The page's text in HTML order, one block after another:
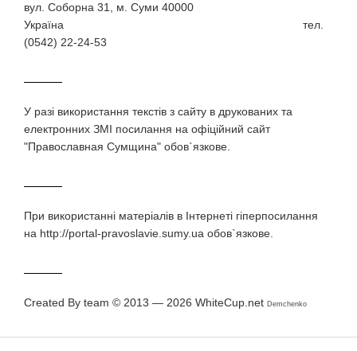
вул. Соборна 31, м. Суми 40000
Україна тел.
(0542) 22-24-53
У разi використання текстiв з сайту в друкованих та
електронних ЗМI посилання на офіційний сайт
"Православная Сумщина" обов`язкове.
При використаннi матерiалiв в Iнтернетi гiперпосилання
на http://portal-pravoslavie.sumy.ua обов`язкове.
Created By team © 2013 — 2026 WhiteCup.net Demchenko